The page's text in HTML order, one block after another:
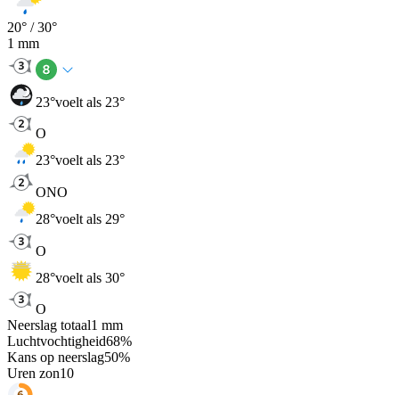
20° /30°
1 mm
23°voelt als 23°
O
23°voelt als 23°
ONO
28°voelt als 29°
O
28°voelt als 30°
O
Neerslag totaal1 mm
Luchtvochtigheid68%
Kans op neerslag50%
Uren zon10